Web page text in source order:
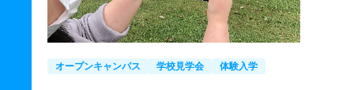
オープンキャンパス 学校見学会 体験入学